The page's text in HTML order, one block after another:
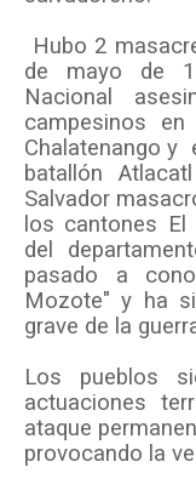
Hubo 2
de mayo de
Nacional
campesinos
Chalatenango y
batallón
Salvador
los cantones
del
pasado a
Mozote" y ha
grave de la
Los pueblos
actuaciones
ataque
provocando la